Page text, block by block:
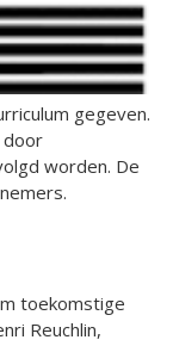
gegeven.
door
worden. De
toekomstige
Reuchlin,